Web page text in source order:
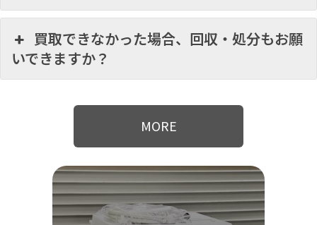
買取できなかった場合、回収・処分もお願
いできますか？
MORE